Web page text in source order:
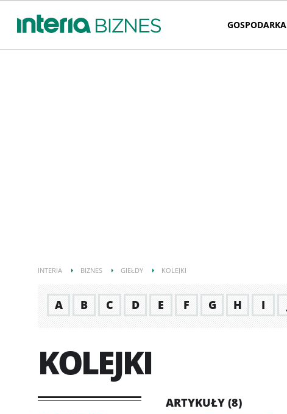
GOSPODARKA
INTERIA BIZNES GIEŁDY KOLEJKI
A B C D E F G H I
KOLEJKI
ARTYKUŁY (8)